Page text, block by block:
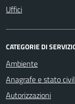
Uffici
CATEGORIE DI
Ambiente
Anagrafe e stato
Autorizzazioni